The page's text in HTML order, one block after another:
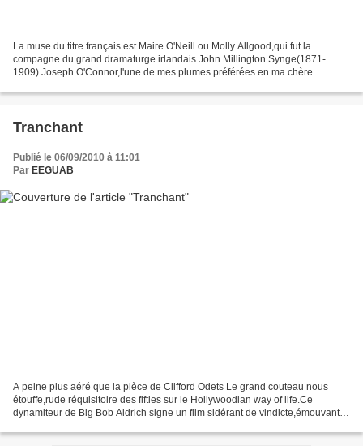
La muse du titre français est Maire O'Neill ou Molly Allgood,qui fut la
compagne du grand dramaturge irlandais John Millington Synge(1871-
1909).Joseph O'Connor,l'une de mes plumes préférées en ma chère
Tranchant
Publié le 06/09/2010 à 11:01
Par EEGUAB
A peine plus aéré que la pièce de Clifford Odets Le grand couteau nous
étouffe,rude réquisitoire des fifties sur le Hollywoodian way of life.Ce
dynamiteur de Big Bob Aldrich signe un film sidérant de vindicte,émouvant